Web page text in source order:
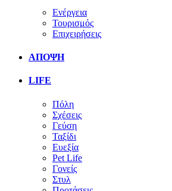
Ενέργεια
Τουρισμός
Επιχειρήσεις
ΑΠΟΨΗ
LIFE
Πόλη
Σχέσεις
Γεύση
Ταξίδι
Ευεξία
Pet Life
Γονείς
Στυλ